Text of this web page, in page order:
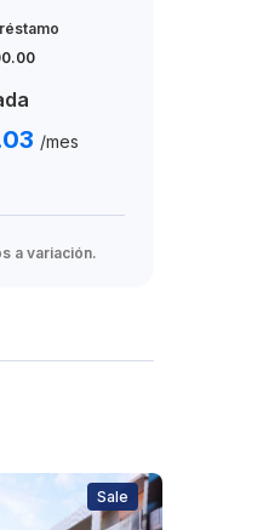
/mes
a variación.
Sale